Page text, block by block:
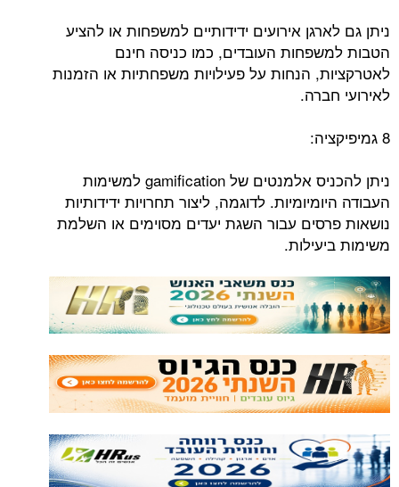
ניתן גם לארגן אירועים ידידותיים למשפחות או להציע
הטבות למשפחות העובדים, כמו כניסה חינם
לאטרקציות, הנחות על פעילויות משפחתיות או הזמנות
לאירועי חברה.
8 גמיפיקציה:
ניתן להכניס אלמנטים של gamification למשימות
העבודה היומיומיות. לדוגמה, ליצור תחרויות ידידותיות
נושאות פרסים עבור השגת יעדים מסוימים או השלמת
משימות ביעילות.